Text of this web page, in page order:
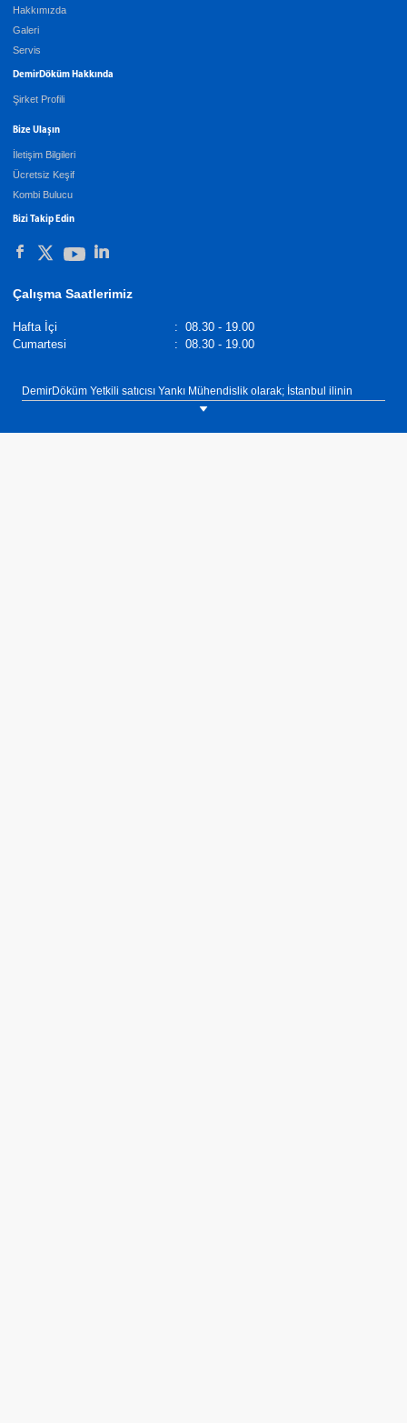
Hakkımızda
Galeri
Servis
DemirDöküm Hakkında
Şirket Profili
Bize Ulaşın
İletişim Bilgileri
Ücretsiz Keşif
Kombi Bulucu
Bizi Takip Edin
Çalışma Saatlerimiz
Hafta İçi : 08.30 - 19.00
Cumartesi
: 08.30 - 19.00
DemirDöküm Yetkili satıcısı Yankı Mühendislik olarak; İstanbul ilinin
Gaziosmanpaşa ilçesinde müşterilerimize Kombi Değişimi, Klima Keşif,